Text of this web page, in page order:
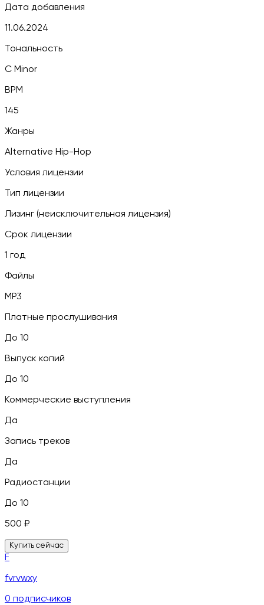
Дата добавления
11.06.2024
Тональность
C Minor
BPM
145
Жанры
Alternative Hip-Hop
Условия лицензии
Тип лицензии
Лизинг (неисключительная лицензия)
Срок лицензии
1 год
Файлы
MP3
Платные прослушивания
До 10
Выпуск копий
До 10
Коммерческие выступления
Да
Запись треков
Да
Радиостанции
До 10
500 ₽
Купить сейчас
F
fvrvwxy
0 подписчиков